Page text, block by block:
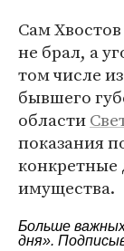
Сам
не брал, а
том числе
бывшего
области
показания
конкретные
имущества.
Больше
дня».